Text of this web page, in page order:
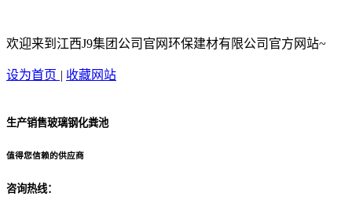
欢迎来到江西J9集团公司官网环保建材有限公司官方网站~
设为首页 | 收藏网站
生产销售玻璃钢化粪池
值得您信赖的供应商
咨询热线：